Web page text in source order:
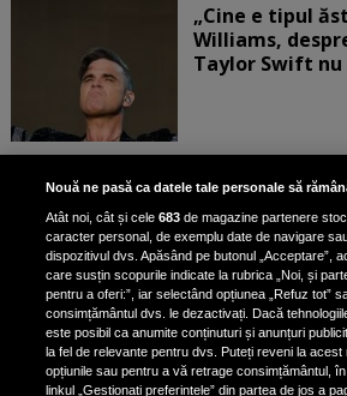
„Cine e tipul
Williams,
Taylor Swift nu
Bruce
Iron Maiden,
de scrimer la un
Nicki Minaj,
de fostul
Nouă ne pasă ca datele tale personale să
Atât noi, cât și cele683 de magazine partenere
caracter personal, de exemplu date de navigare
dispozitivul dvs. Apăsând pe butonul „Acceptare”,
care susțin scopurile indicate la rubrica „Noi, și
pentru a oferi:”, iar selectând opțiunea „Refuz tot”
consimțământul dvs. le dezactivați. Dacă
este posibil ca anumite conținuturi și anunțuri
la fel de relevante pentru dvs. Puteți reveni la
opțiunile sau pentru a vă retrage consimțământul,
linkul „Gestionați preferințele” din partea de jos a